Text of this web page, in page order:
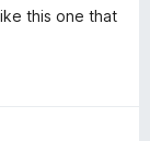
this one that